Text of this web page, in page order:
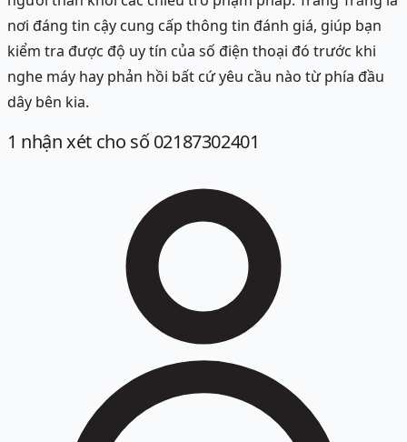
nơi đáng tin cậy cung cấp thông tin đánh giá, giúp bạn
kiểm tra được độ uy tín của số điện thoại đó trước khi
nghe máy hay phản hồi bất cứ yêu cầu nào từ phía đầu
dây bên kia.
1 nhận xét cho số 02187302401